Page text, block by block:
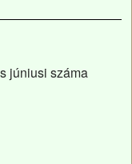
júniusi száma